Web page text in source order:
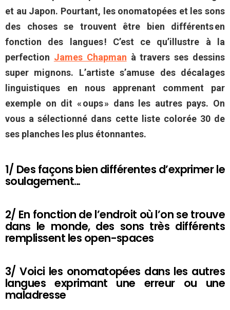
et au Japon. Pourtant, les onomatopées et les sons
des choses se trouvent être bien différents en
fonction des langues ! C’est ce qu’illustre à la
perfection James Chapman à travers ses dessins
super mignons. L’artiste s’amuse des décalages
linguistiques en nous apprenant comment par
exemple on dit « oups » dans les autres pays. On
vous a sélectionné dans cette liste colorée 30 de
ses planches les plus étonnantes.
1/ Des façons bien différentes d’exprimer le
soulagement…
2/ En fonction de l’endroit où l’on se trouve
dans le monde, des sons très différents
remplissent les open-spaces
3/ Voici les onomatopées dans les autres
langues exprimant une erreur ou une
maladresse